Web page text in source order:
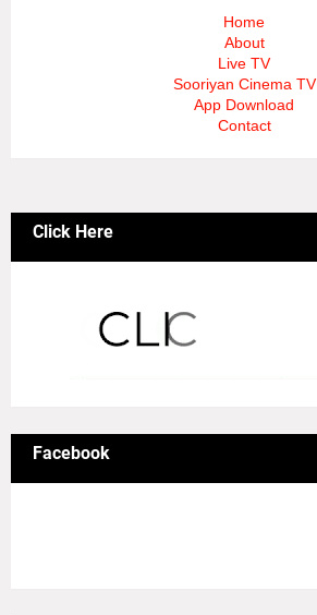
Home
About
Live TV
Sooriyan Cinema TV
App Download
Contact
Click Here
Facebook